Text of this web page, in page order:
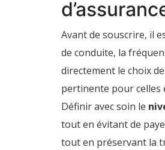
Avant de souscrire, il
de conduite, la
directement le choix
pertinente pour celles
Définir avec soin le
tout en évitant de
tout en préservant la